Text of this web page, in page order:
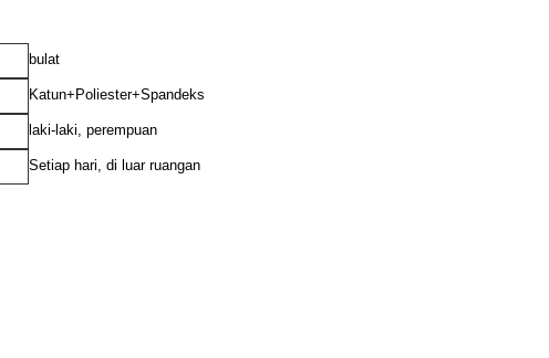
bulat
Katun+Poliester+Spandeks
laki-laki, perempuan
Setiap hari, di luar ruangan